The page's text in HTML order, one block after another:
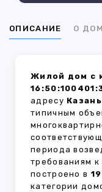
ОПИСАНИЕ О
Жилой дом с
адресу
типичным
периода
требованиям
построено в
категории